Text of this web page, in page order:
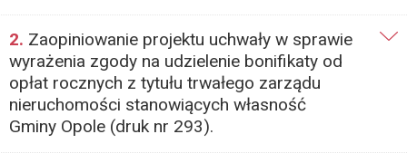
2. Zaopiniowanie projektu uchwały w sprawie
wyrażenia zgody na udzielenie bonifikaty od
opłat rocznych z tytułu trwałego zarządu
nieruchomości stanowiących własność
Gminy Opole (druk nr 293).